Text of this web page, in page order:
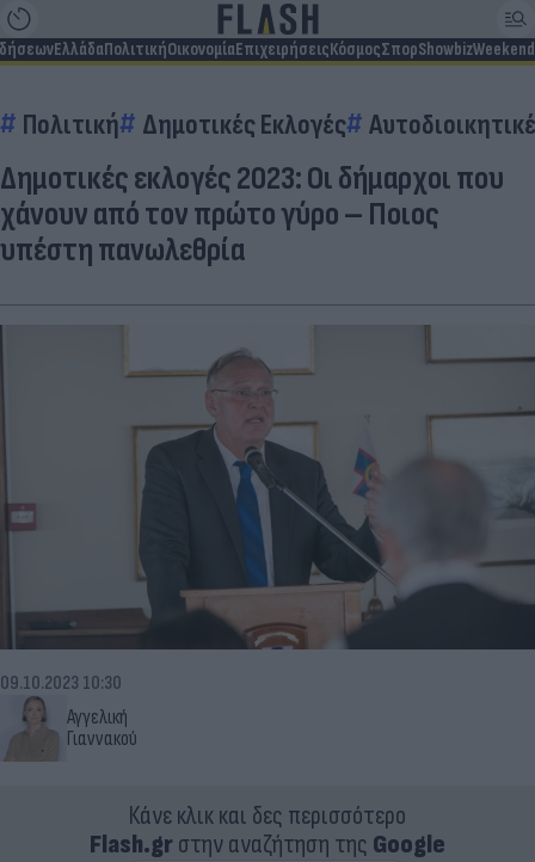
ΕλλάδαΠολιτικήΟικονομίαΕπιχειρήσειςΚόσμοςΣπορShowbizWeekend
Πολιτική Δημοτικές Εκλογές
Δημοτικές εκλογές 2023: Οι δήμαρχοι που
χάνουν από τον πρώτο γύρο – Ποιος
υπέστη πανωλεθρία
Αγγελική
Γιαννακού
09.10.2023 10:30
Κάνε κλικ και δες περισσότερο
Flash.grστην αναζήτηση της Google